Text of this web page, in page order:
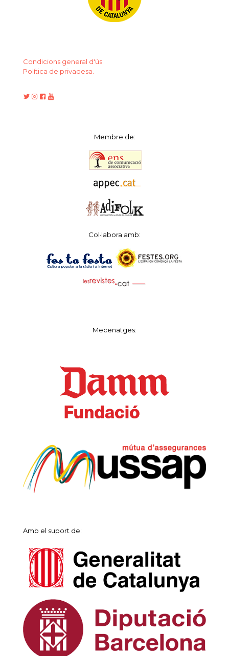
Condicions general d'ús.
Política de privadesa.
Membre de:
Col·labora amb:
Mecenatges:
Amb el suport de: